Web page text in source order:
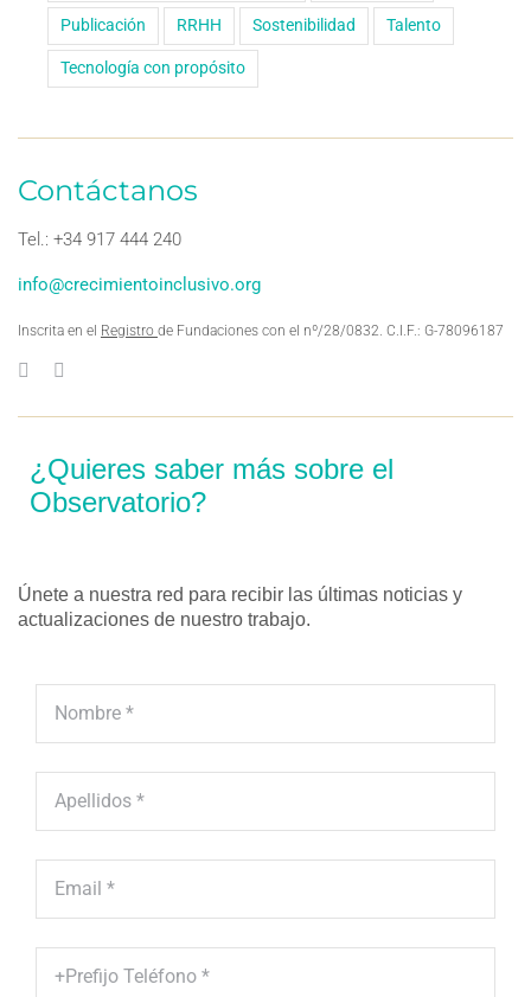
Publicación RRHH Sostenibilidad Talento
Tecnología con propósito
Contáctanos
Tel.: +34 917 444 240
info@crecimientoinclusivo.org
Inscrita en el Registro de Fundaciones con el nº/28/0832. C.I.F.: G-78096187
¿Quieres saber más sobre el
Observatorio?
Únete a nuestra red para recibir las últimas noticias y
actualizaciones de nuestro trabajo.